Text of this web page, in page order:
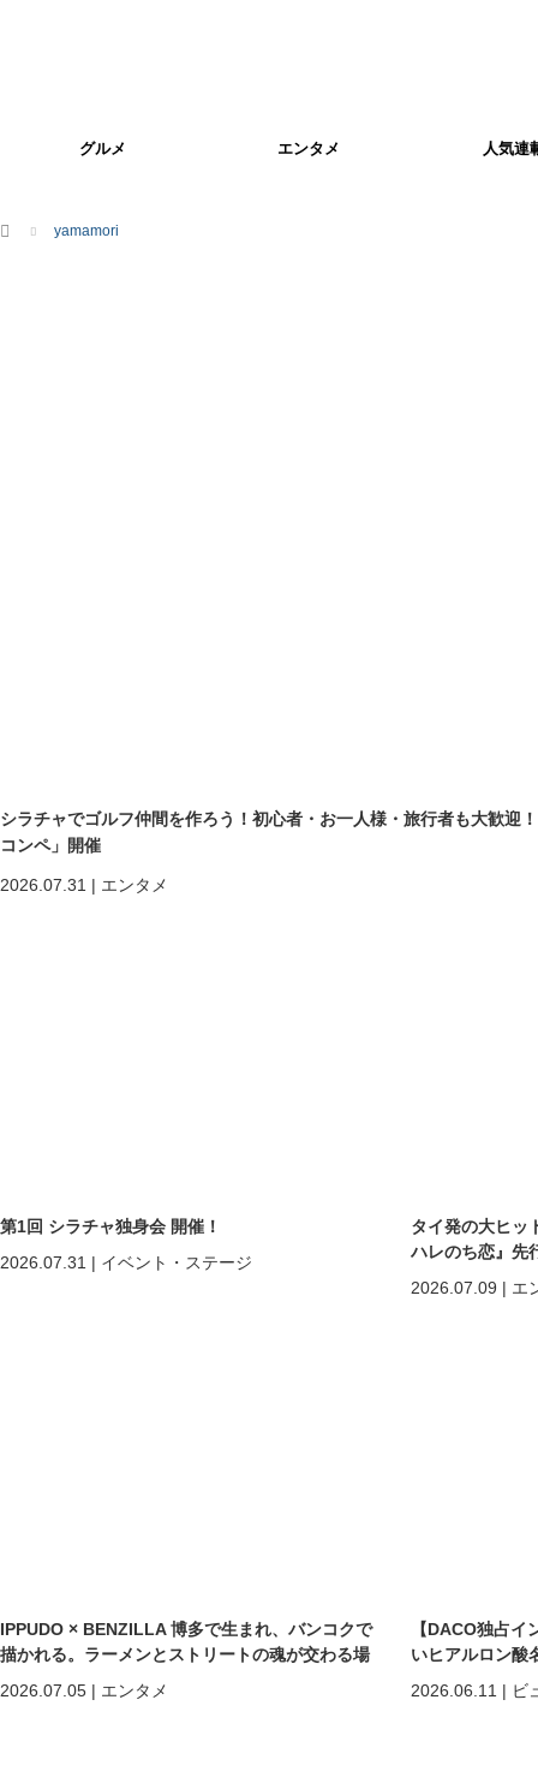
グルメ エンタメ 人気連
ホーム yamamori
シラチャでゴルフ仲間を作ろう！初心者・お一人様・旅行者も大歓迎
コンペ」開催
2026.07.31 | エンタメ
第1回 シラチャ独身会 開催！
2026.07.31 | イベント・ステージ
タイ発の大ヒッ
ハレのち恋』先
2026.07.09 | エ
IPPUDO × BENZILLA 博多で生まれ、バンコクで
描かれる。ラーメンとストリートの魂が交わる場
2026.07.05 | エンタメ
【DACO独占
いヒアルロン酸
しくなる」だ
めの美容医療
2026.06.11 | ビ